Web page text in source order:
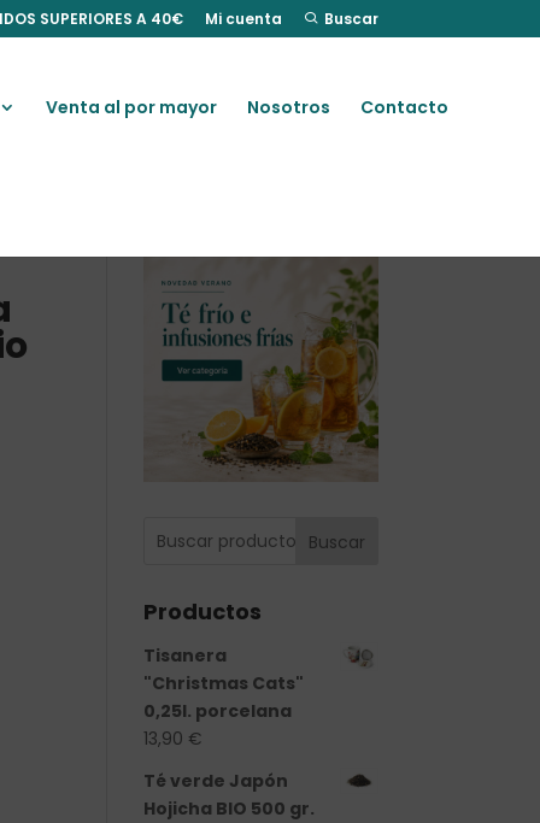
SUPERIORES A 40€ Mi cuenta Buscar
Venta al por mayor Nosotros Contacto
Buscar
Productos
Tisanera
"Christmas Cats"
0,25l. porcelana
13,90 €
Té verde Japón
Hojicha BIO 500 gr.